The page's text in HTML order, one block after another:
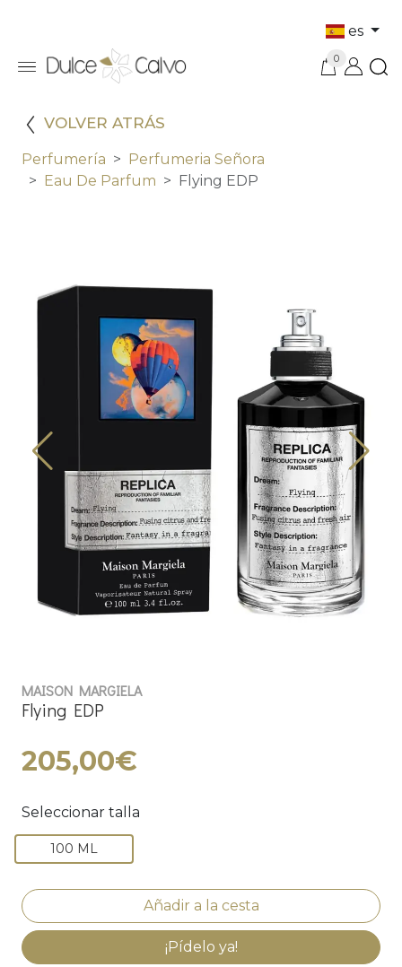
es
0
VOLVER ATRÁS
Perfumería
Perfumeria Señora
Eau De Parfum
Flying EDP
MAISON MARGIELA
Flying EDP
205,00€
Seleccionar talla
100 ML
¡Pídelo ya!